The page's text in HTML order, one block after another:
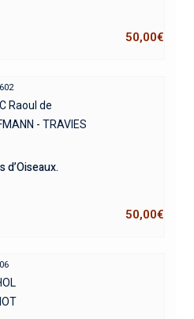
50,00€
Raoul de
- TRAVIES
d’Oiseaux.
50,00€